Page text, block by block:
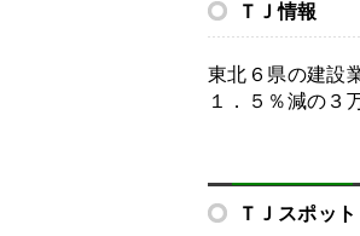
ＴＪ情報
東北６県の建設
１．５％減の３
ＴＪスポット